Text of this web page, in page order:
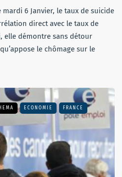
6 Janvier, le taux de suicide
direct avec le taux de
elle démontre sans détour
le chômage sur le
ECONOMIE FRANCE